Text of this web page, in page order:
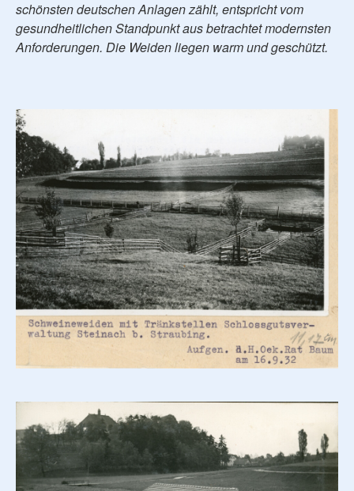
schönsten deutschen Anlagen zählt, entspricht vom
gesundheitlichen Standpunkt aus betrachtet modernsten
Anforderungen. Die Weiden liegen warm und geschützt.